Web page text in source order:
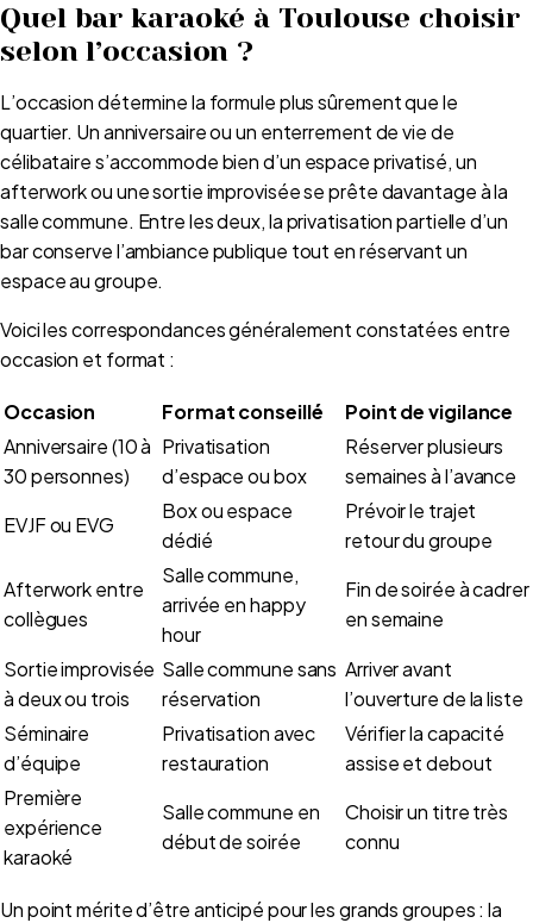
Quel bar karaoké à Toulouse choisir
selon l’occasion ?
L’occasion détermine la formule plus sûrement que le
quartier. Un anniversaire ou un enterrement de vie de
célibataire s’accommode bien d’un espace privatisé, un
afterwork ou une sortie improvisée se prête davantage à la
salle commune. Entre les deux, la privatisation partielle d’un
bar conserve l’ambiance publique tout en réservant un
espace au groupe.
Voici les correspondances généralement constatées entre
occasion et format :
Occasion Format conseillé
Point de vigilance
Anniversaire (10 à
30 personnes)
Privatisation
d’espace ou box
Réserver plusieurs
semaines à l’avance
EVJF ou EVG
Box ou espace
dédié
Prévoir le trajet
retour du groupe
Afterwork entre
collègues
Salle commune,
arrivée en happy
hour
Fin de soirée à cadrer
en semaine
Sortie improvisée
à deux ou trois
Salle commune sans
réservation
Arriver avant
l’ouverture de la liste
Séminaire
d’équipe
Privatisation avec
restauration
Vérifier la capacité
assise et debout
Première
expérience
karaoké
Salle commune en
début de soirée
Choisir un titre très
connu
Un point mérite d’être anticipé pour les grands groupes : la